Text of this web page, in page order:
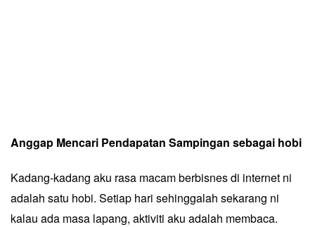
Anggap Mencari Pendapatan Sampingan sebagai hobi
Kadang-kadang aku rasa macam berbisnes di internet ni
adalah satu hobi. Setiap hari sehinggalah sekarang ni
kalau ada masa lapang, aktiviti aku adalah membaca.